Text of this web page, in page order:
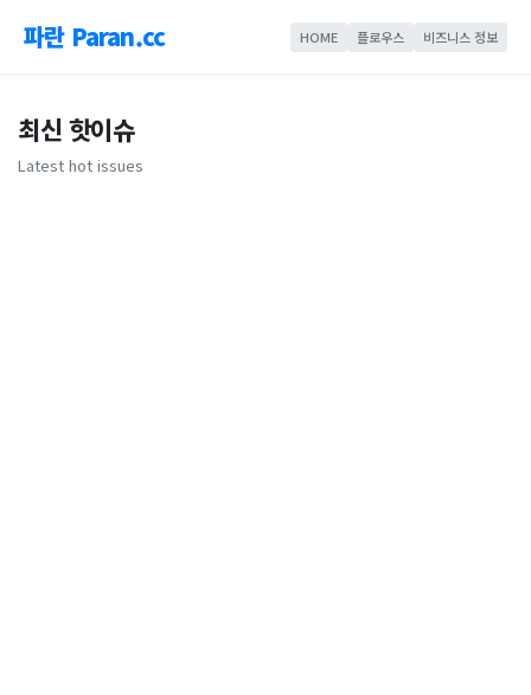
파란 Paran.cc HOME 플로우스 비즈니스 정보
최신 핫이슈
Latest hot issues